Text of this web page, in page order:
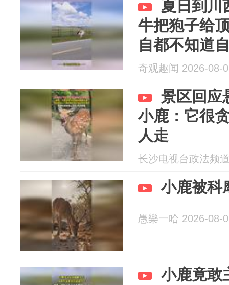
夏日到川
牛把狍子给
自都不知道
奇观趣闻 2026-08-
景区回应
小鹿：它很
人走
长沙电视台政法频
小鹿被科
愚樂一哈 2026-08-
小鹿竟敢